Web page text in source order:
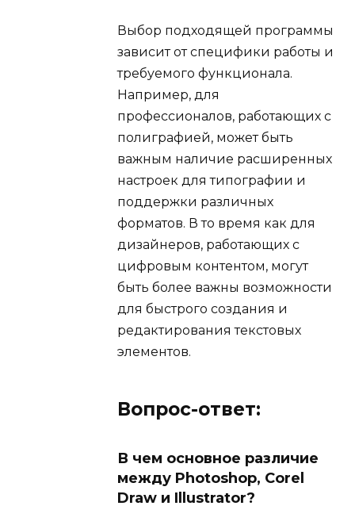
Выбор подходящей программы
зависит от специфики работы и
требуемого функционала.
Например, для
профессионалов, работающих с
полиграфией, может быть
важным наличие расширенных
настроек для типографии и
поддержки различных
форматов. В то время как для
дизайнеров, работающих с
цифровым контентом, могут
быть более важны возможности
для быстрого создания и
редактирования текстовых
элементов.
Вопрос-ответ:
В чем основное различие
между Photoshop, Corel
Draw и Illustrator?